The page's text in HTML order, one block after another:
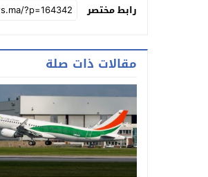
رابط مختصر
مقالات ذات صلة